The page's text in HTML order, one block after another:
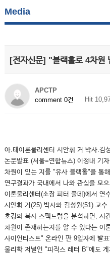
Media
[전자신문] "블랙홀로 4차원
APCTP
comment 0건
Hit
아.태이론물리센터 시안휘 거 박사.김
논문발표 (서울=연합뉴스) 이정내 기
차원이 있는 지를 "유사 블랙홀"을 통
연구결과가 국내에서 나와 관심을 모
이론물리센터(소장 피터 풀데)에서 연
시안휘 거(25) 박사와 김성원(51) 교
호킹의 복사 스펙트럼을 분석하면, 시
차원이 존재하는지를 알 수 있다는 이
사이언티스트" 온라인 판 9일자에 발
물리학 저널인 "피직스 레터 B"에도